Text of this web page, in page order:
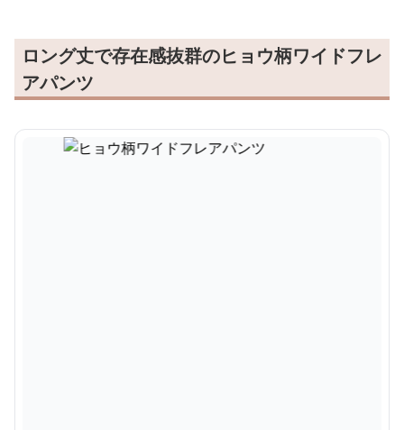
ロング丈で存在感抜群のヒョウ柄ワイドフレ
アパンツ